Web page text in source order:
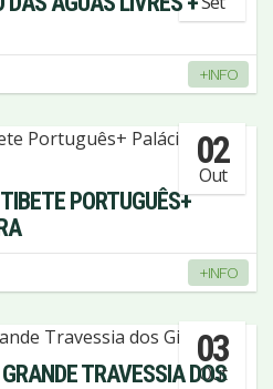
+INFO
02
Out
PORTUGUÊS+
+INFO
03
Out
TRAVESSIA DOS